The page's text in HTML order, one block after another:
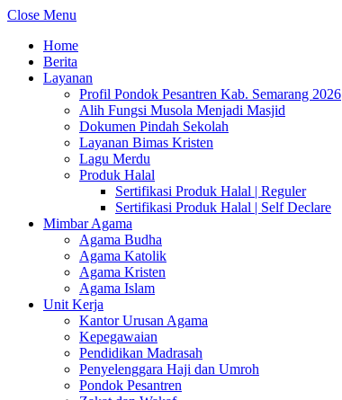
Close Menu
Home
Berita
Layanan
Profil Pondok Pesantren Kab. Semarang 2026
Alih Fungsi Musola Menjadi Masjid
Dokumen Pindah Sekolah
Layanan Bimas Kristen
Lagu Merdu
Produk Halal
Sertifikasi Produk Halal | Reguler
Sertifikasi Produk Halal | Self Declare
Mimbar Agama
Agama Budha
Agama Katolik
Agama Kristen
Agama Islam
Unit Kerja
Kantor Urusan Agama
Kepegawaian
Pendidikan Madrasah
Penyelenggara Haji dan Umroh
Pondok Pesantren